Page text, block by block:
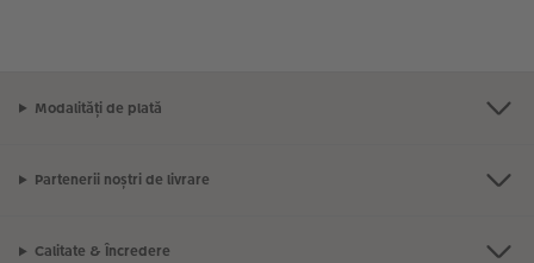
Modalități de plată
Partenerii noștri de livrare
Calitate & Încredere